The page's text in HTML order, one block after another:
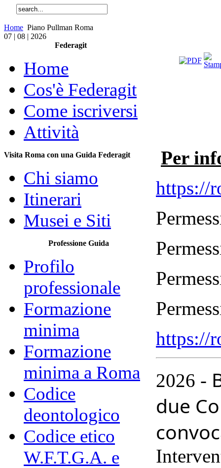
Home Piano Pullman Roma
07 | 08 | 2026
Federagit
Home
Cos'è Federagit
Come iscriversi
Attività
Visita Roma con una Guida Federagit
Chi siamo
Itinerari
Musei e Siti
Professione Guida
Profilo
professionale
Formazione
minima
Formazione
minima a Roma
Codice
deontologico
Codice etico
W.F.T.G.A. e
Per
https://
https://
2026 -
due